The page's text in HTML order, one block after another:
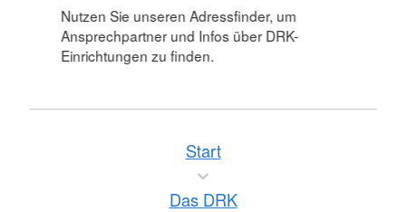
Nutzen Sie unseren Adressfinder, um
Ansprechpartner und Infos über DRK-
Einrichtungen zu finden.
Start
Das DRK